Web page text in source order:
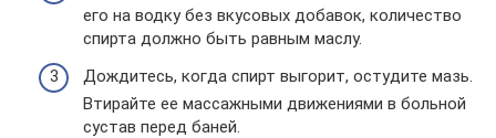
его на водку без вкусовых добавок, количество
спирта должно быть равным маслу.
Дождитесь, когда спирт выгорит, остудите мазь.
Втирайте ее массажными движениями в больной
сустав перед баней.